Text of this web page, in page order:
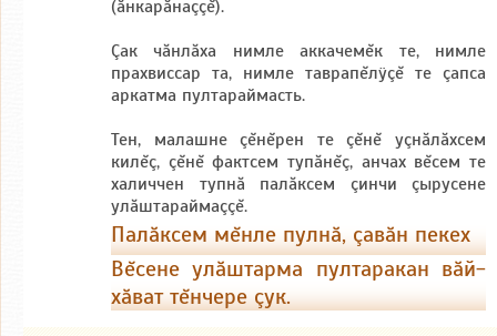
(ăнкарăнаççĕ).
Çак чăнлăха нимле аккачемĕк те, нимле
прахвиссар та, нимле таврапĕлÿçĕ те çапса
аркатма пултараймасть.
Тен, малашне çĕнĕрен те çĕнĕ уçнăлăхсем
килĕç, çĕнĕ фактсем тупăнĕç, анчах вĕсем те
халиччен тупнă палăксем çинчи çырусене
улăштараймаççĕ.
Палăксем мĕнле пулнă, çавăн пекех
юлаççĕ.
Вĕсене улăштарма пултаракан вăй-
хăват тĕнчере çук.